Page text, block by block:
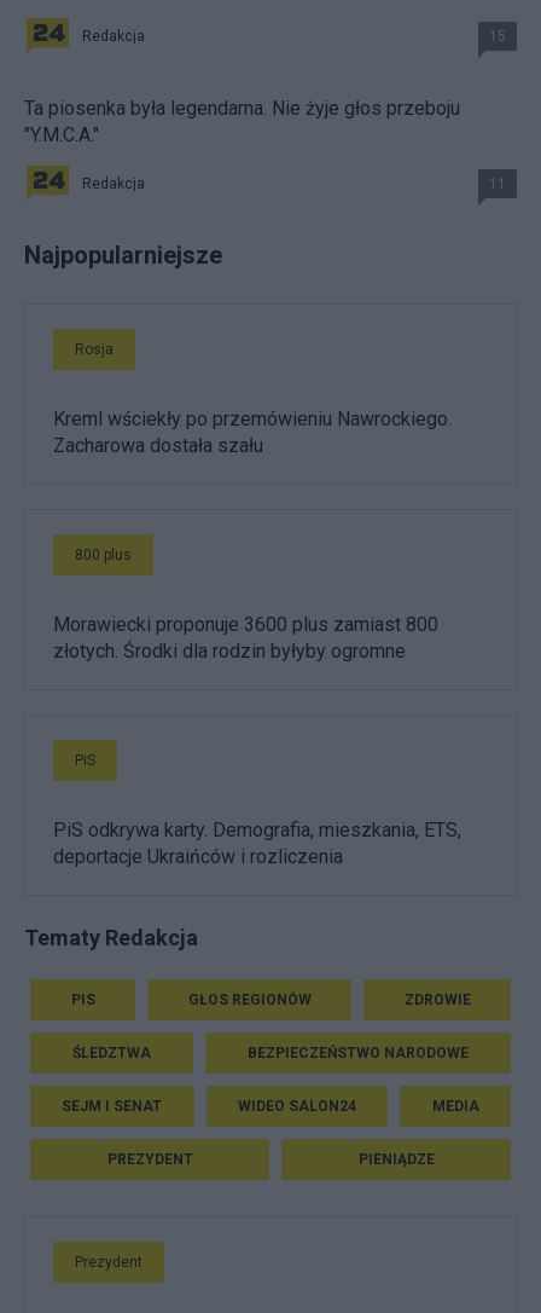
Redakcja 15
Ta piosenka była legendarna. Nie żyje głos przeboju
"Y.M.C.A."
Redakcja 11
Najpopularniejsze
Rosja
Kreml wściekły po przemówieniu Nawrockiego.
Zacharowa dostała szału
800 plus
Morawiecki proponuje 3600 plus zamiast 800
złotych. Środki dla rodzin byłyby ogromne
PiS
PiS odkrywa karty. Demografia, mieszkania, ETS,
deportacje Ukraińców i rozliczenia
Tematy Redakcja
PIS GŁOS REGIONÓW ZDROWIE
ŚLEDZTWA BEZPIECZEŃSTWO NARODOWE
SEJM I SENAT WIDEO SALON24 MEDIA
PREZYDENT PIENIĄDZE
Prezydent